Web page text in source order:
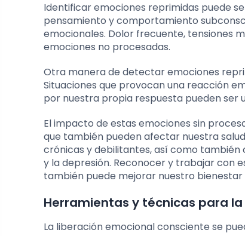
Identificar emociones reprimidas puede
pensamiento y comportamiento
emocionales. Dolor frecuente, tensiones
emociones no procesadas.
Otra manera de detectar emociones
Situaciones que provocan una reacción
por nuestra propia respuesta pueden ser
El impacto de estas emociones sin
que también pueden afectar nuestra
crónicas y debilitantes, así como también
y la depresión. Reconocer y trabajar con
también puede mejorar nuestro bienestar
Herramientas y técnicas para
La liberación emocional consciente se